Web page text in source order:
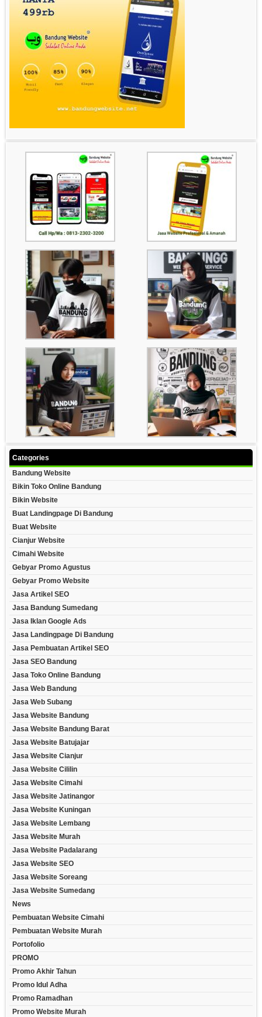
Categories
Bandung Website
Bikin Toko Online Bandung
Bikin Website
Buat Landingpage Di Bandung
Buat Website
Cianjur Website
Cimahi Website
Gebyar Promo Agustus
Gebyar Promo Website
Jasa Artikel SEO
Jasa Bandung Sumedang
Jasa Iklan Google Ads
Jasa Landingpage Di Bandung
Jasa Pembuatan Artikel SEO
Jasa SEO Bandung
Jasa Toko Online Bandung
Jasa Web Bandung
Jasa Web Subang
Jasa Website Bandung
Jasa Website Bandung Barat
Jasa Website Batujajar
Jasa Website Cianjur
Jasa Website Cililin
Jasa Website Cimahi
Jasa Website Jatinangor
Jasa Website Kuningan
Jasa Website Lembang
Jasa Website Murah
Jasa Website Padalarang
Jasa Website SEO
Jasa Website Soreang
Jasa Website Sumedang
News
Pembuatan Website Cimahi
Pembuatan Website Murah
Portofolio
PROMO
Promo Akhir Tahun
Promo Idul Adha
Promo Ramadhan
Promo Website Murah